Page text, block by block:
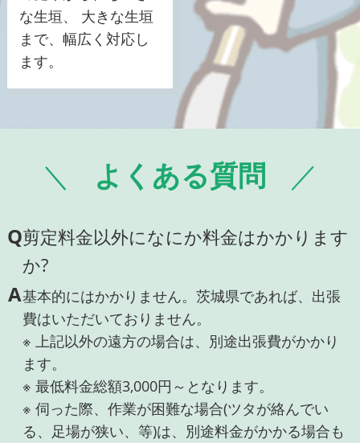
な生垣、 大きな生垣
まで、幅広く対応し
ます。
よくある質問
Q剪定料金以外になにか料金はかかります
か?
A基本的にはかかりません。茨城県であれば、出張
費はいただいておりません。
※ 上記以外の遠方の場合は、別途出張費がかかり
ます。
※ 最低料金総額3,000円～となります。
※ 伺った際、作業が困難な場合(ツタが絡んでい
る、足場が狭い、等)は、別途料金がかかる場合も